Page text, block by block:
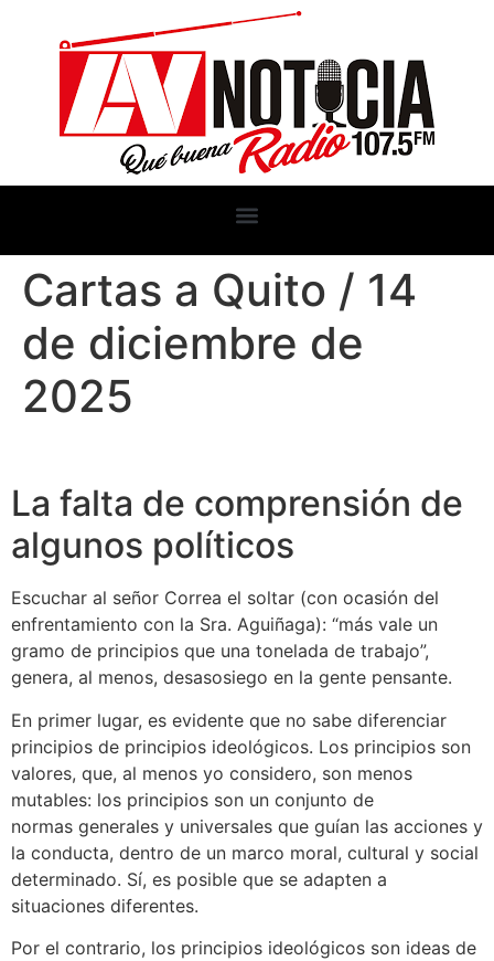
Cartas a Quito / 14
de diciembre de
2025
La falta de comprensión de
algunos políticos
Escuchar al señor Correa el soltar (con ocasión del
enfrentamiento con la Sra. Aguiñaga): “más vale un
gramo de principios que una tonelada de trabajo”,
genera, al menos, desasosiego en la gente pensante.
En primer lugar, es evidente que no sabe diferenciar
principios de principios ideológicos. Los principios son
valores, que, al menos yo considero, son menos
mutables: los principios son un conjunto de
normas generales y universales que guían las acciones y
la conducta, dentro de un marco moral, cultural y social
determinado. Sí, es posible que se adapten a
situaciones diferentes.
Por el contrario, los principios ideológicos son ideas de